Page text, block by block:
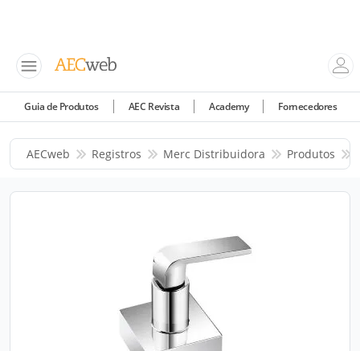
Guia de Produtos AEC Revista Academy Fornecedores
AECweb Registros Merc Distribuidora Produtos